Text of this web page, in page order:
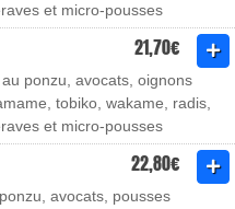
et micro-pousses
21,70€
ponzu, avocats, oignons
tobiko, wakame, radis,
et micro-pousses
22,80€
avocats, pousses